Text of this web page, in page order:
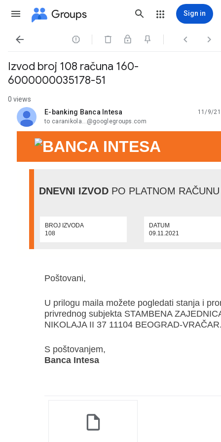
Groups Sign in
   
Izvod broj 108 računa 160-
6000000035178-51
0 views
E-banking Banca Intesa
unread,
11/9/21
to caranikola...@googlegroups.com
DNEVNI IZVOD PO PLATNOM RAČUNU
BROJ IZVODA
108
DATUM
09.11.2021
Poštovani,
U prilogu maila možete pogledati stanja i
privrednog subjekta STAMBENA
NIKOLAJA II 37 11104 BEOGRAD-
S poštovanjem,
Banca Intesa